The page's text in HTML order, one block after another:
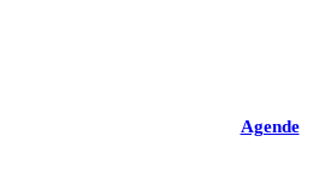
Agende